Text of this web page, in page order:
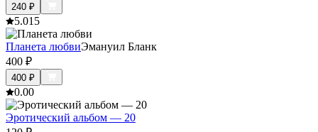
240 ₽
5.015
Планета любвиЭмануил Бланк
400 ₽
400 ₽
0.00
Эротический альбом — 20